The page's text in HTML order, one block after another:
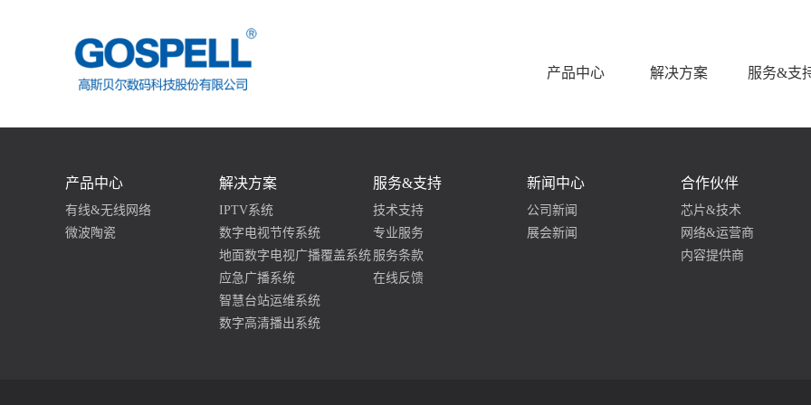
产品中心 解决方案 服务&支
产品中心
有线&无线网络
微波陶瓷
解决方案
IPTV系统
数字电视节传系统
地面数字电视广播覆盖系统
应急广播系统
智慧台站运维系统
数字高清播出系统
服务&支持
技术支持
专业服务
服务条款
在线反馈
新闻中心
公司新闻
展会新闻
合作伙伴
芯片&技术
网络&运营商
内容提供商